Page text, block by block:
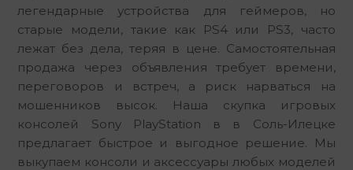
легендарные устройства для геймеров, но
старые модели, такие как PS4 или PS3, часто
лежат без дела, теряя в цене. Самостоятельная
продажа через объявления требует времени,
переговоров и встреч, а риск нарваться на
мошенников высок. Наша скупка игровых
консолей Sony PlayStation в в Соль-Илецке
предлагает быстрое и выгодное решение. Мы
выкупаем консоли и аксессуары любых моделей